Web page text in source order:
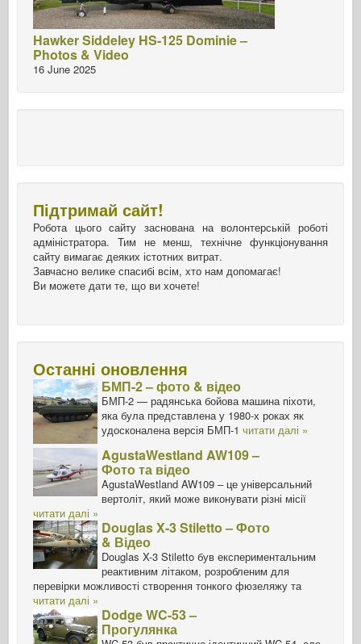
Hawker Siddeley HS-125 Dominie –
Photos & Video
16 June 2025
Підтримай сайт!
Робота цього сайту заснована на волонтерській роботі
адміністратора. Тим не менш, технічне функціонування
сайту вимагає деяких істотних витрат.
Завчасно велике спасибі всім, хто нам допомагає!
Ви можете дати те, що ви хочете!
Останні оновлення
БМП-2 – фото & відео
БМП-2 — радянська бойова машина піхоти,
яка була представлена у 1980-х роках як
удосконалена версія БМП-1 читати далі »
AgustaWestland AW109 –
Фото та відео
AgustaWestland AW109 – це універсальний
вертоліт, який може виконувати різні місії
читати далі »
Douglas X-3 Stiletto – Фото
& Відео
Douglas X-3 Stiletto був експериментальним
реактивним літаком, розробленим для
перевірки можливості створення тонкого фюзеляжу та
читати далі »
Dodge WC-53 –
Прогулянка